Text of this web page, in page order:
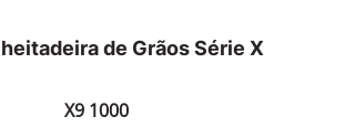
de Grãos Série X
X9 1000